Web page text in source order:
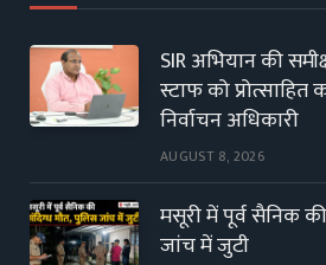
SIR अभियान की
स्टाफ को
निर्वाचन अधिकारी
AUGUST 8, 2026
मसूरी में पूर्व सैनिक
जांच में जुटी